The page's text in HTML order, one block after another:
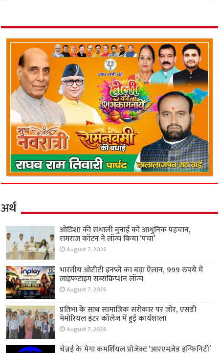
अर्थ
ओडिशा की संथाली बुनाई को आधुनिक पहचान,
रामराज कॉटन ने लॉन्च किया ‘पंचा’
August 7, 2026
भारतीय ओटीटी इनप्ले का बड़ा ऐलान, 999 रुपये में
लाइफटाइम सब्सक्रिप्शन लॉन्च
August 7, 2026
प्रतिभा के साथ सामाजिक सरोकार पर जोर, एसडी
मेमोरियल इंटर कॉलेज में हुई कार्यशाला
August 7, 2026
चेन्नई के मेगा कमर्शियल प्रोजेक्ट ‘आरएमज़ेड इन्फिनिटी’